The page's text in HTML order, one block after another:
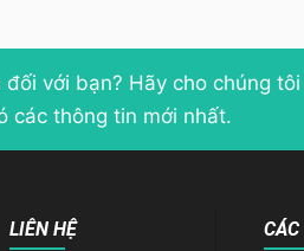
với bạn? Hãy cho chúng
các thông tin mới nhất.
LIÊN HỆ CÁC